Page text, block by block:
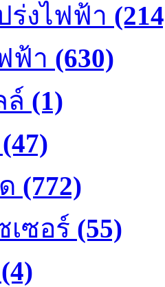
ร่งไฟฟ้า
ฟ้า (630)
ล์ (1)
(47)
(772)
เซอร์ (55)
(4)